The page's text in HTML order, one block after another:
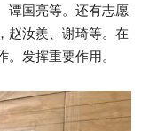
谭国亮等。还有志愿
赵汝羨、谢琦等。在
发挥重要作用。